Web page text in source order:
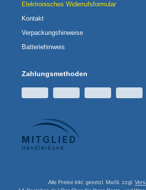
Elektronisches Widerrufsformular
Kontakt
Verpackungshinweise
Batteriehinweis
Zahlungsmethoden
Alle Preise inkl. gesetzl. MwSt. zzgl.